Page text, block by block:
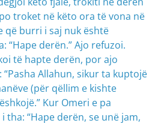
troket në këto ora të vona në
që burri i saj nuk është
“Hape derën.” Ajo refuzoi.
të hapte derën, por ajo
Allahun, sikur ta kuptojë
(për qëllim e kishte
Kur Omeri e pa
tha: “Hape derën, se unë jam,